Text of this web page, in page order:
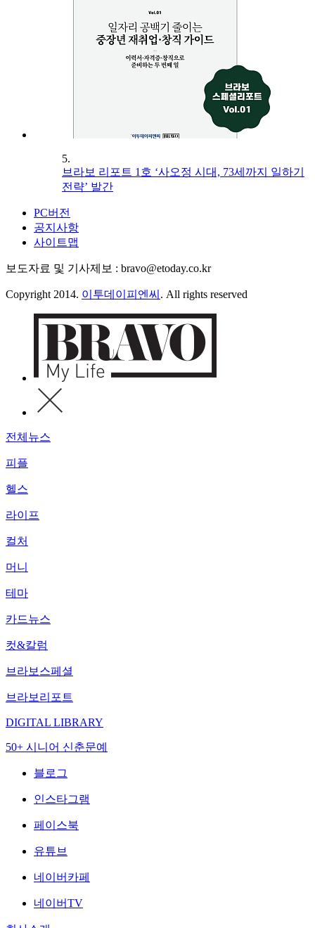
5.
브라보 리포트 1호 ‘사오정 시대, 73세까지 일하기
전략’ 발간
PC버전
공지사항
사이트맵
보도자료 및 기사제보 : bravo@etoday.co.kr
Copyright 2014. 이투데이피엔씨 . All rights reserved
전체뉴스
피플
헬스
라이프
컬처
머니
테마
카드뉴스
컷&칼럼
브라보스페셜
브라보리포트
DIGITAL LIBRARY
50+ 시니어 신춘문예
블로그
인스타그램
페이스북
유튜브
네이버카페
네이버TV